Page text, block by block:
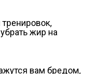
жир на
вам бредом,